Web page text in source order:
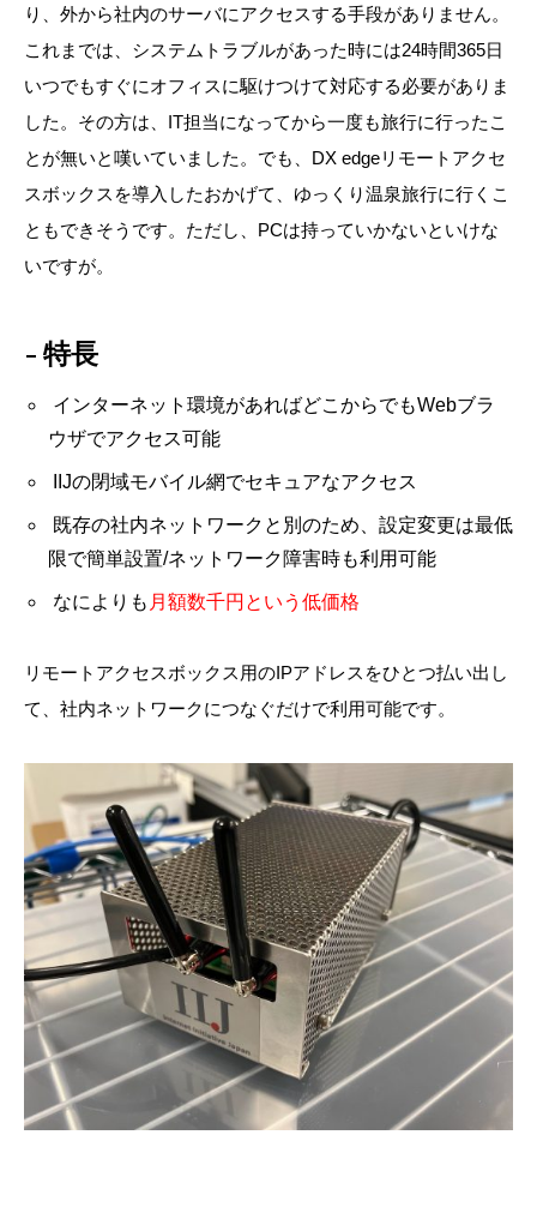
り、外から社内のサーバにアクセスする手段がありません。
これまでは、システムトラブルがあった時には24時間365日
いつでもすぐにオフィスに駆けつけて対応する必要がありま
した。その方は、IT担当になってから一度も旅行に行ったこ
とが無いと嘆いていました。でも、DX edgeリモートアクセ
スボックスを導入したおかげて、ゆっくり温泉旅行に行くこ
ともできそうです。ただし、PCは持っていかないといけな
いですが。
特長
インターネット環境があればどこからでもWebブラ
ウザでアクセス可能
IIJの閉域モバイル網でセキュアなアクセス
既存の社内ネットワークと別のため、設定変更は最低
限で簡単設置/ネットワーク障害時も利用可能
なによりも 月額数千円という低価格
リモートアクセスボックス用のIPアドレスをひとつ払い出し
て、社内ネットワークにつなぐだけで利用可能です。